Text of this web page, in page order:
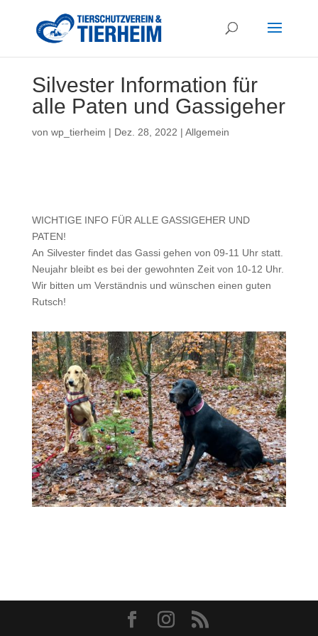
Silvester Information für
alle Paten und Gassigeher
von wp_tierheim | Dez. 28, 2022 | Allgemein
WICHTIGE INFO FÜR ALLE GASSIGEHER UND
PATEN!
An Silvester findet das Gassi gehen von 09-11 Uhr statt.
Neujahr bleibt es bei der gewohnten Zeit von 10-12 Uhr.
Wir bitten um Verständnis und wünschen einen guten
Rutsch!